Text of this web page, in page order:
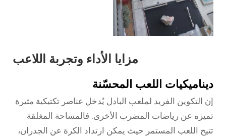
مزايا الأداء وتجربة اللاعب
ديناميكيات اللعب المحسّنة
إن التكوين الفريد لملعب البادل يُدخل عناصر تكتيكية مثيرة
تميزه عن رياضات المضرب الأخرى. فالمساحة المغلقة
تتيح اللعب المستمر حيث يمكن ارتداد الكرة عن الجدران،